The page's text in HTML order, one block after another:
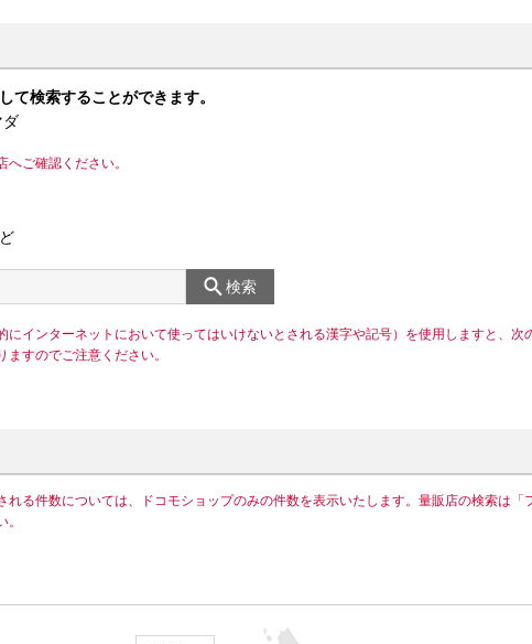
て検索することができます。
ご確認ください。
検索
にインターネットにおいて使ってはいけないとされる漢字や記号）を使用しますと、次
すのでご注意ください。
れる件数については、ドコモショップのみの件数を表示いたします。量販店の検索は「